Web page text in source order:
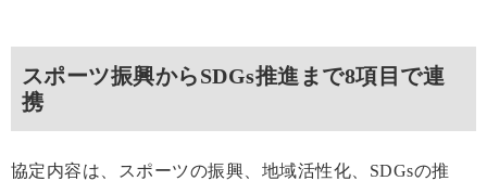
スポーツ振興からSDGs推進まで8項目で連
携
協定内容は、スポーツの振興、地域活性化、SDGsの推